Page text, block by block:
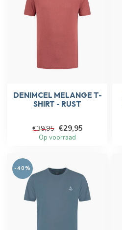
DENIMCEL MELANGE T-
SHIRT - RUST
€39,95 €29,95
Op voorraad
-40%